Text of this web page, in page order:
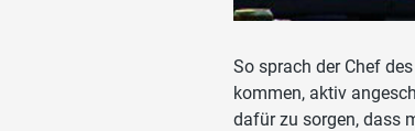
So sprach der Chef
kommen, aktiv
dafür zu sorgen, dass